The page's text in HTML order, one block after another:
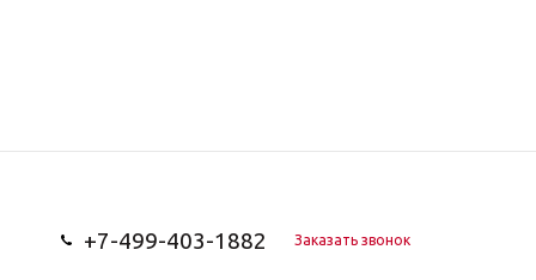
+7-499-403-1882 Заказать звонок